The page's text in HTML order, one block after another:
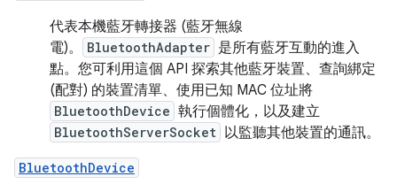
代表本機藍牙轉接器 (藍牙無線
電)。
BluetoothAdapter 是所有藍牙互動的進入
點。您可利用這個 API 探索其他藍牙裝置、查詢綁定
(配對) 的裝置清單、使用已知 MAC 位址將
BluetoothDevice 執行個體化，以及建立
BluetoothServerSocket 以監聽其他裝置的通訊。
BluetoothDevice